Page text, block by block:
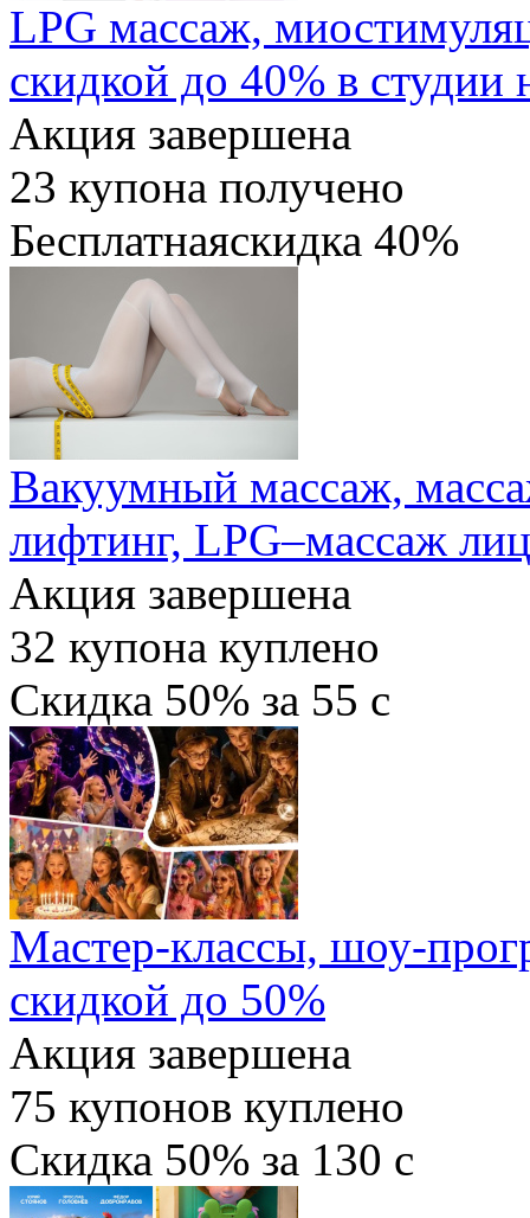
LPG массаж,
скидкой до 40% в студии
Акция завершена
23 купона получено
Бесплатнаяскидка 40%
Вакуумный массаж,
лифтинг, LPG–массаж
Акция завершена
32 купона куплено
Скидка 50% за 55 c
Мастер-классы, шоу-
скидкой до 50%
Акция завершена
75 купонов куплено
Скидка 50% за 130 c